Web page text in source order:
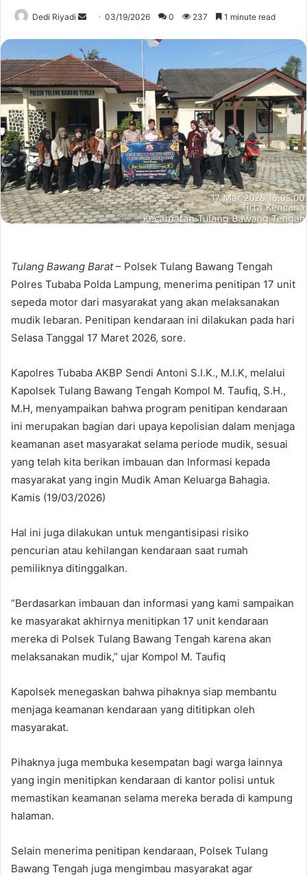
Dedi Riyadi
Send
email
03/19/2026 0 237 1 minute read
Tulang Bawang Barat– Polsek Tulang Bawang Tengah
Polres Tubaba Polda Lampung, menerima penitipan 17 unit
sepeda motor dari masyarakat yang akan melaksanakan
mudik lebaran. Penitipan kendaraan ini dilakukan pada hari
Selasa Tanggal 17 Maret 2026, sore.
Kapolres Tubaba AKBP Sendi Antoni S.I.K., M.I.K, melalui
Kapolsek Tulang Bawang Tengah Kompol M. Taufiq, S.H.,
M.H, menyampaikan bahwa program penitipan kendaraan
ini merupakan bagian dari upaya kepolisian dalam menjaga
keamanan aset masyarakat selama periode mudik, sesuai
yang telah kita berikan imbauan dan Informasi kepada
masyarakat yang ingin Mudik Aman Keluarga Bahagia.
Kamis (19/03/2026)
Hal ini juga dilakukan untuk mengantisipasi risiko
pencurian atau kehilangan kendaraan saat rumah
pemiliknya ditinggalkan.
“Berdasarkan imbauan dan informasi yang kami sampaikan
ke masyarakat akhirnya menitipkan 17 unit kendaraan
mereka di Polsek Tulang Bawang Tengah karena akan
melaksanakan mudik,” ujar Kompol M. Taufiq
Kapolsek menegaskan bahwa pihaknya siap membantu
menjaga keamanan kendaraan yang dititipkan oleh
masyarakat.
Pihaknya juga membuka kesempatan bagi warga lainnya
yang ingin menitipkan kendaraan di kantor polisi untuk
memastikan keamanan selama mereka berada di kampung
halaman.
Selain menerima penitipan kendaraan, Polsek Tulang
Bawang Tengah juga mengimbau masyarakat agar